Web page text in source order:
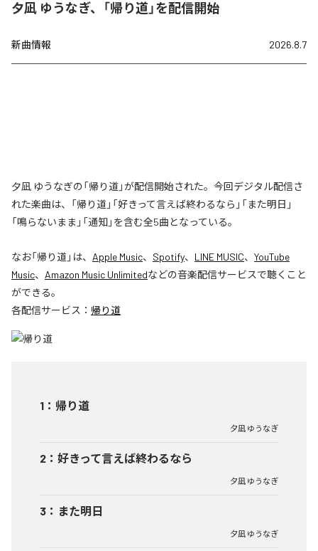
夕凪 ゆうなぎ、「帰り道」を配信開始
新曲情報 2026.8.7
夕凪 ゆうなぎの「帰り道」が配信開始された。今回デジタル配信さ
れた楽曲は、「帰り道」「好きって言えば終わるなら」「また明日」
「鳴らないまま」「通知」を含む全5曲となっている。
なお「帰り道」は、 Apple Music、 Spotify、 LINE MUSIC、 YouTube
Music、 Amazon Music Unlimitedなどの音楽配信サービスで聴くこと
ができる。
各配信サービス： 帰り道
1 ： 帰り道
夕凪 ゆうなぎ
2 ： 好きって言えば終わるなら
夕凪 ゆうなぎ
3 ： また明日
夕凪 ゆうなぎ